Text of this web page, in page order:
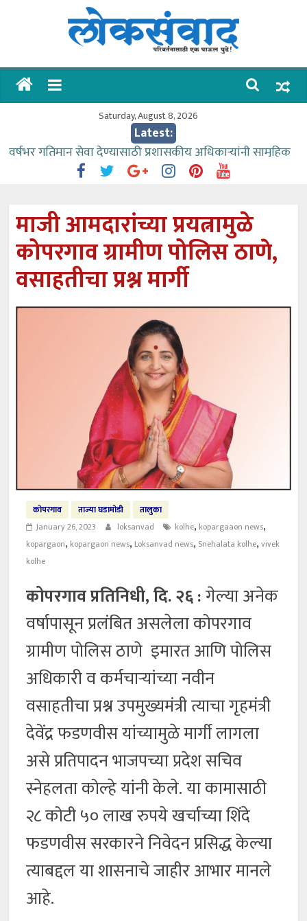
लोकसंवाद
ताज्या
Saturday, August 8, 2026
Latest:
वर्षभर गतिमान सेवा देण्यासाठी प्रशासकीय अधिकाऱ्यांनी सामुहिक
प्रयत्न करावे – आमदार काळे
आत्मामालिक गुरूकूलाचे २२८ विद्यार्थी शिष्यवृत्तीस पात्र
ईच्छा आणि मेहनतीच्या बळावर यश मिळवता येते – शिवप्रसाद
पंडोरे
आमदार आशुतोष काळे यांचा वाढदिवस विविध सामाजिक
उपक्रमांनी साजरा
माजी आमदारांच्या प्रयत्नामुळे
कोपरगाव ग्रामीण पोलिस ठाणे,
वसाहतीचा प्रश्न मार्गी
कोपरगाव ताज्या घडामोडी
तालुका
January 26, 2023
loksanvad kolhe, kopargaaon news,
kopargaon, kopargaon news, Loksanvad news, Snehalata kolhe,vivek
kolhe
कोपरगाव प्रतिनिधी, दि. २६ :गेल्या अनेक
वर्षापासून प्रलंबित असलेला कोपरगाव
ग्रामीण पोलिस ठाणे इमारत आणि पोलिस
अधिकारी व कर्मचाऱ्यांच्या नवीन
वसाहतीचा प्रश्न उपमुख्यमंत्री त्याचा गृहमंत्री
देवेंद्र फडणवीस यांच्यामुळे मार्गी लागला
असे प्रतिपादन भाजपच्या प्रदेश सचिव
स्नेहलता कोल्हे यांनी केले. या कामासाठी
२८ कोटी ५० लाख रुपये खर्चाच्या शिंदे
फडणवीस सरकारने निवेदन प्रसिद्ध केल्या
त्याबद्दल या शासनाचे जाहीर आभार मानले
आहे.